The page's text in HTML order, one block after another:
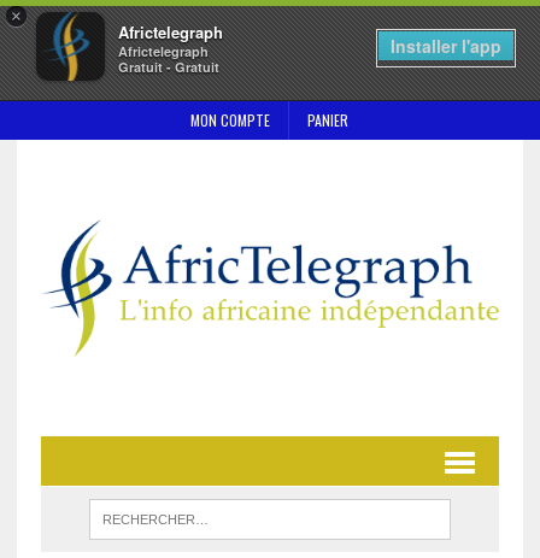
×
Africtelegraph
Africtelegraph
Gratuit - Gratuit
Installer l'app
MON COMPTE PANIER